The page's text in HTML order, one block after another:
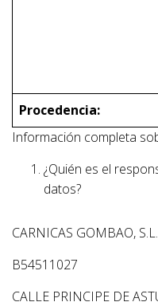
Procedencia:
Información completa
¿Quién es el
datos?
CARNICAS GOMBAO, S.L.
B54511027
CALLE PRINCIPE DE